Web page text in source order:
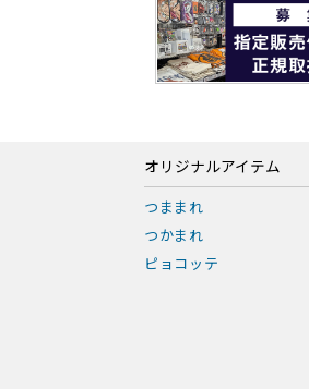
オリジナルアイテム
つままれ
つかまれ
ピョコッテ